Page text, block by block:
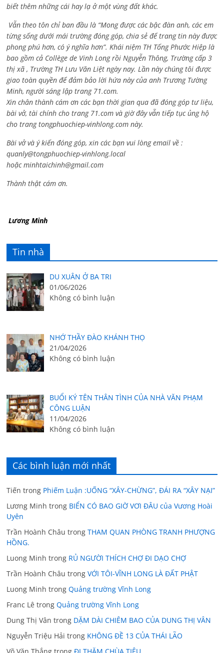
biết thêm những cái hay lạ ở một vùng đất khác.
Vẫn theo tôn chỉ ban đầu là “Mong được các bậc đàn anh, các em
từng sống dưới mái trường đóng góp, chia sẻ để trang tin này được
phong phú hơn, có ý nghĩa hơn”. Khái niệm TH Tống Phước Hiệp là
bao gồm cả Collège de Vinh Long rồi Nguyễn Thông, Trường cấp 3
thị xã , Trường TH Lưu Văn Liệt ngày nay. Lần này chúng tôi được
giao toàn quyền để đảm bảo lời hứa này của anh Trương Tường
Minh, người sáng lập trang 71.com.
Xin chân thành cám ơn các bạn thời gian qua đã đóng góp tư liệu,
bài vở, tài chính cho trang 71.com và giờ đây vẫn tiếp tục ủng hộ
cho trang tongphuochiep-vinhlong.com này.
Bài vở và ý kiến đóng góp, xin các bạn vui lòng email về :
quanly@tongphuochiep-vinhlong.local
hoặcminhtaichinh@gmail.com
Thành thật cám ơn.
Lương Minh
Tin nhà
DU XUÂN Ở BA TRI
01/06/2026
Không có bình luận
NHỚ THẦY ĐÀO KHÁNH THỌ
21/04/2026
Không có bình luận
BUỔI KÝ TÊN THÂN TÌNH CỦA NHÀ VĂN PHẠM
CÔNG LUẬN
11/04/2026
Không có bình luận
Các bình luận mới nhất
Tiến trong Phiếm Luận :UỐNG “XÂY-CHỪNG”, ĐÁI RA “XÂY NẠI”
Lương Minh trong BIỂN CÓ BAO GIỜ VƠI ĐÂU của Vương Hoài
Uyên
Trần Hoành Châu trongTHAM QUAN PHÒNG TRANH PHƯỢNG
HỒNG.
Luong Minh trong RỦ NGƯỜI THÍCH CHỢ ĐI DẠO CHỢ
Trần Hoành Châu trongVỚI TÔI-VĨNH LONG LÀ ĐẤT PHẬT
Luong Minh trongQuảng trường Vĩnh Long
Franc Lê trongQuảng trường Vĩnh Long
Dung Thị Vân trong DẶM DÀI CHIÊM BAO CỦA DUNG THỊ VÂN
Nguyễn Triệu Hải trong KHÔNG ĐỀ 13 CỦA THÁI LÃO